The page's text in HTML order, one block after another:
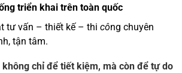
triển khai trên toàn quốc
tư vấn – thiết kế – thi công chuyên
tận tâm.
chỉ để tiết kiệm, mà còn để tự do